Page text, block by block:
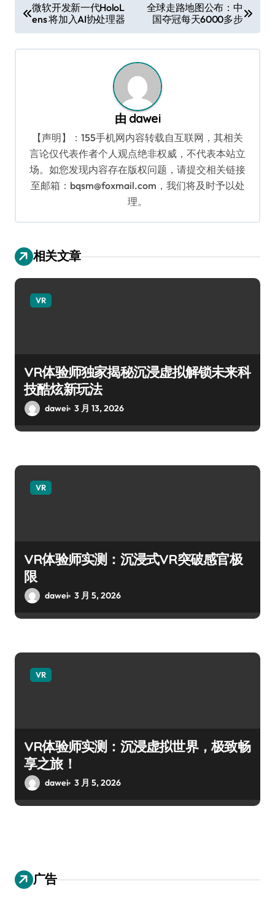
章
导
微软开发新一代HoloL
ens 将加入AI协处理器
全球走路地图公布：中
国夺冠每天6000多步
由 dawei
【声明】：155手机网内容转载自互联网，其相关
言论仅代表作者个人观点绝非权威，不代表本站立
场。如您发现内容存在版权问题，请提交相关链接
至邮箱：bqsm@foxmail.com，我们将及时予以处
理。
相关文章
VR
VR体验师独家揭秘沉浸虚拟解锁未来科
技酷炫新玩法
dawei 3 月 13, 2026
VR
VR体验师实测：沉浸式VR突破感官极
限
dawei 3 月 5, 2026
VR
VR体验师实测：沉浸虚拟世界，极致畅
享之旅！
dawei 3 月 5, 2026
广告